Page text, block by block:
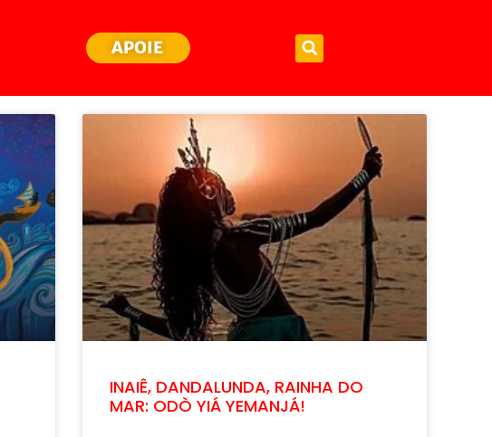
APOIE
INAIÊ, DANDALUNDA, RAINHA DO
MAR: ODÒ YIÁ YEMANJÁ!